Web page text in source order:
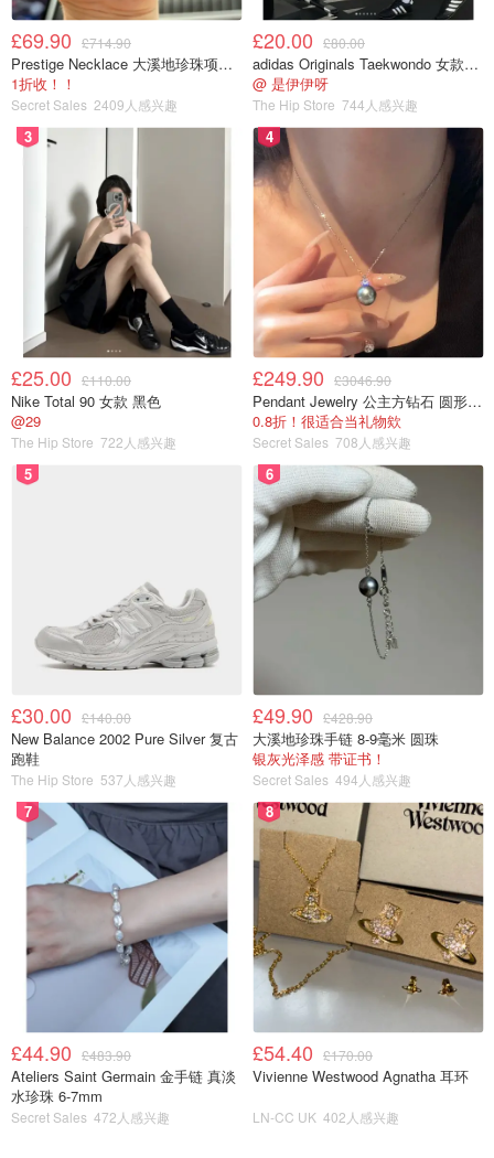
缺点：最大的缺点还是容易积水垢，而且不OXO积水垢的地
方更多，更不好清洗，吸管和杯盖连接处零部件多，如果没
装好就吸不上水，用了一段时间直接放弃了
优点：款式好看，图案设计选择多，质量好
简单好用
去年给老大买了pogo的这款无吸管水杯，她特别喜欢
优点：款式简单，清洗方便，密封性好
缺点：开口处需要一点力气打开，不适合4、5
岁以下儿童
£69.90 £714.90
Prestige Necklace 大溪地珍珠项链 10-11mm
1折收！！
Secret Sales 2409人感兴趣
£20.00 £80.00
adidas Originals Taekwondo 女款黑色运动鞋
@ 是伊伊呀
The Hip Store 744人感兴趣
3
£25.00 £110.00
Nike Total 90 女款 黑色
@29
The Hip Store 722人感兴趣
4
£249.90 £3046.90
Pendant Jewelry 公主方钻石 圆形大溪地珍珠吊坠 11-12mm
0.8折！很适合当礼物欸
Secret Sales 708人感兴趣
5
£30.00 £140.00
New Balance 2002 Pure Silver 复古
跑鞋
The Hip Store 537人感兴趣
6
£49.90 £428.90
大溪地珍珠手链 8-9毫米 圆珠
银灰光泽感 带证书！
Secret Sales 494人感兴趣
7
£44.90 £483.90
Ateliers Saint Germain 金手链 真淡
水珍珠 6-7mm
Secret Sales 472人感兴趣
8
£54.40 £170.00
Vivienne Westwood Agnatha 耳环
LN-CC UK 402人感兴趣